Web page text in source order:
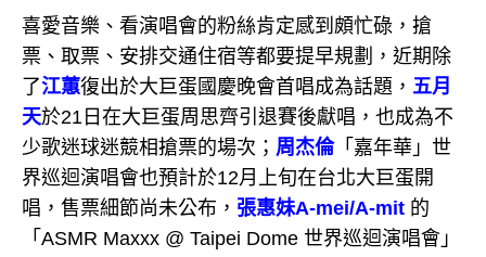
喜愛音樂、看演唱會的粉絲肯定感到頗忙碌，搶
票、取票、安排交通住宿等都要提早規劃，近期除
了江蕙復出於大巨蛋國慶晚會首唱成為話題， 五月
天於21日在大巨蛋周思齊引退賽後獻唱，也成為不
少歌迷球迷競相搶票的場次； 周杰倫「嘉年華」世
界巡迴演唱會也預計於12月上旬在台北大巨蛋開
唱，售票細節尚未公布， 張惠妹A-mei/A-mit 的
「ASMR Maxxx @ Taipei Dome 世界巡迴演唱會」